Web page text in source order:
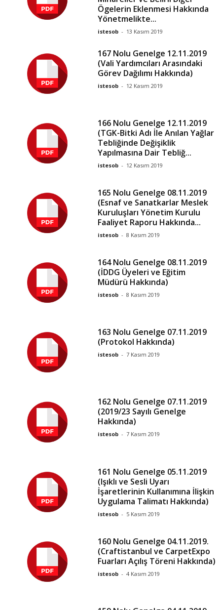
Ögelerin Eklenmesi Hakkında
Yönetmelikte...
istesob - 13 Kasım 2019
167 Nolu Genelge 12.11.2019
(Vali Yardımcıları Arasındaki
Görev Dağılımı Hakkında)
istesob - 12 Kasım 2019
166 Nolu Genelge 12.11.2019
(TGK-Bitki Adı İle Anılan Yağlar
Tebliğinde Değişiklik
Yapılmasına Dair Tebliğ...
istesob - 12 Kasım 2019
165 Nolu Genelge 08.11.2019
(Esnaf ve Sanatkarlar Meslek
Kuruluşları Yönetim Kurulu
Faaliyet Raporu Hakkında...
istesob - 8 Kasım 2019
164 Nolu Genelge 08.11.2019
(İDDG Üyeleri ve Eğitim
Müdürü Hakkında)
istesob - 8 Kasım 2019
163 Nolu Genelge 07.11.2019
(Protokol Hakkında)
istesob - 7 Kasım 2019
162 Nolu Genelge 07.11.2019
(2019/23 Sayılı Genelge
Hakkında)
istesob - 7 Kasım 2019
161 Nolu Genelge 05.11.2019
(Işıklı ve Sesli Uyarı
İşaretlerinin Kullanımına İlişkin
Uygulama Talimatı Hakkında)
istesob - 5 Kasım 2019
160 Nolu Genelge 04.11.2019.
(Craftistanbul ve CarpetExpo
Fuarları Açılış Töreni Hakkında)
istesob - 4 Kasım 2019